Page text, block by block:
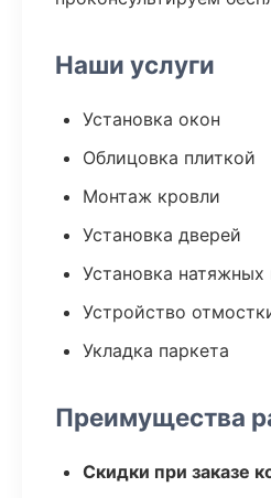
Наши услуги
Установка окон
Облицовка плиткой
Монтаж кровли
Установка дверей
Установка натяжных
Устройство
Укладка паркета
Преимущества
Скидки при заказе